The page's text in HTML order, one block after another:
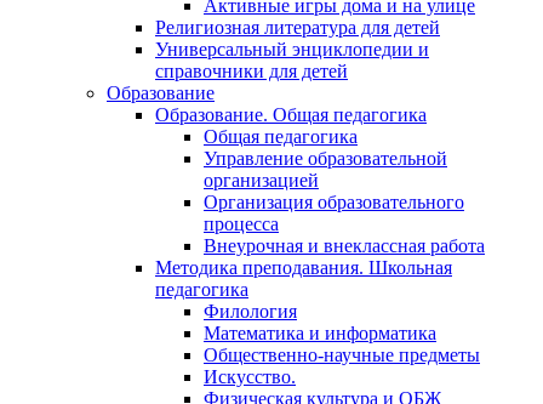
Активные игры дома и на улице
Религиозная литература для детей
Универсальный энциклопедии и
справочники для детей
Образование
Образование. Общая педагогика
Общая педагогика
Управление образовательной
организацией
Организация образовательного
процесса
Внеурочная и внеклассная работа
Методика преподавания. Школьная
педагогика
Филология
Математика и информатика
Общественно-научные предметы
Искусство.
Физическая культура и ОБЖ